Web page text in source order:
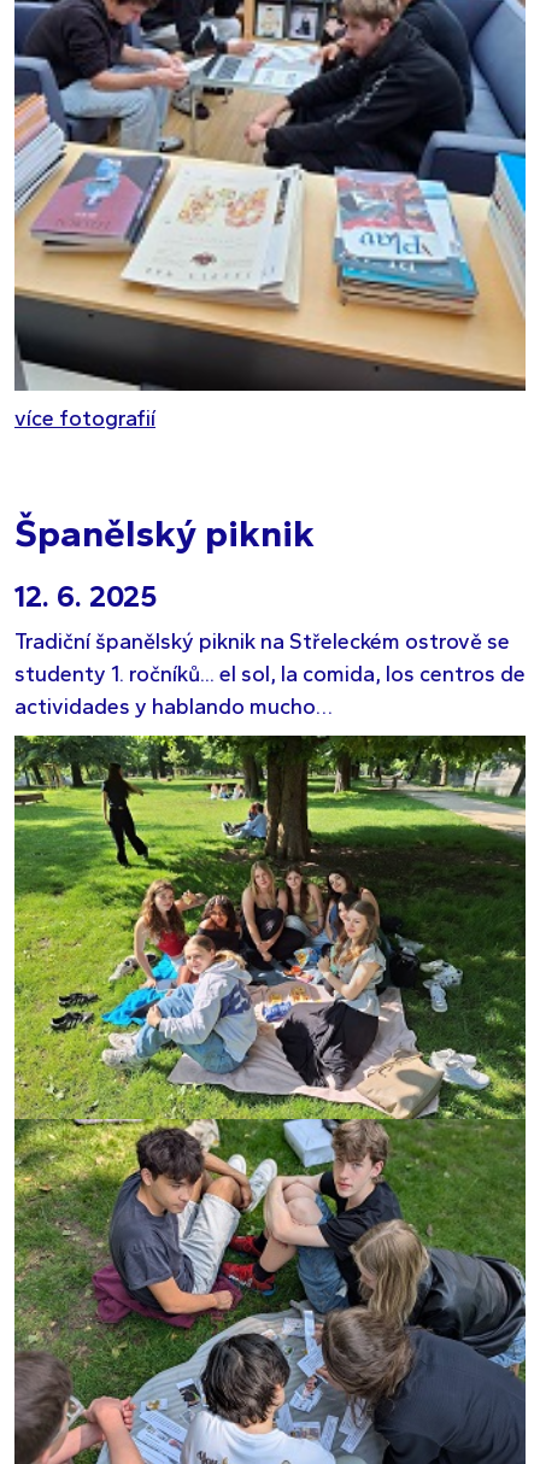
více fotografií
Španělský piknik
12. 6. 2025
Tradiční španělský piknik na Střeleckém ostrově se
studenty 1. ročníků... el sol, la comida, los centros de
actividades y hablando mucho…